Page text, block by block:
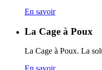
En savoir
La Cage à Poux
La Cage à Poux. La